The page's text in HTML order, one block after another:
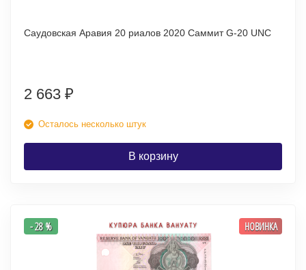
Саудовская Аравия 20 риалов 2020 Саммит G-20 UNC
2 663 ₽
Осталось несколько штук
В корзину
- 28 % НОВИНКА